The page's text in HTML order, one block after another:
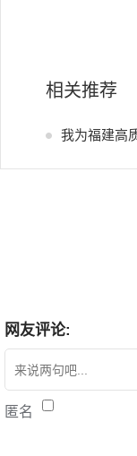
相关推荐
网友评论:
匿名